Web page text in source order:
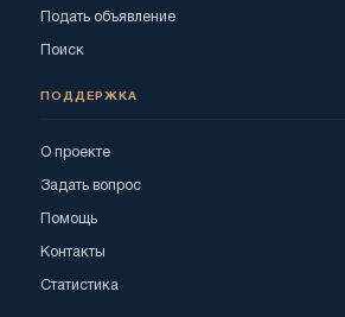
Подать объявление
Поиск
ПОДДЕРЖКА
О проекте
Задать вопрос
Помощь
Контакты
Статистика